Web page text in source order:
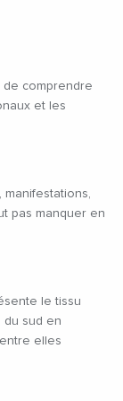
de comprendre
et les
pas manquer en
le tissu
du sud en
elles